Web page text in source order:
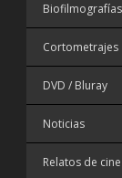
Biofilmografías
Cortometrajes
DVD / Bluray
Noticias
Relatos de cine